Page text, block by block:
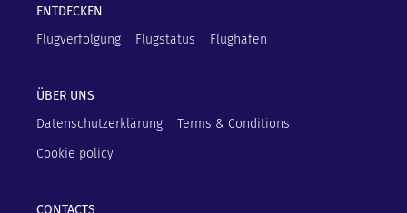
ENTDECKEN
Flugverfolgung
Flugstatus Flughäfen
ÜBER UNS
Datenschutzerklärung
Terms & Conditions
Cookie policy